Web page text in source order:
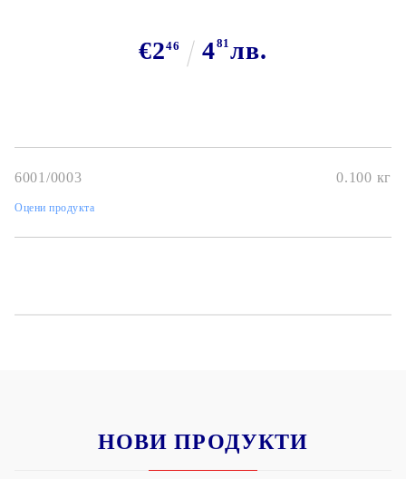
€246 481 лв.
6001/0003 0.100 кг
Оцени продукта
НОВИ ПРОДУКТИ